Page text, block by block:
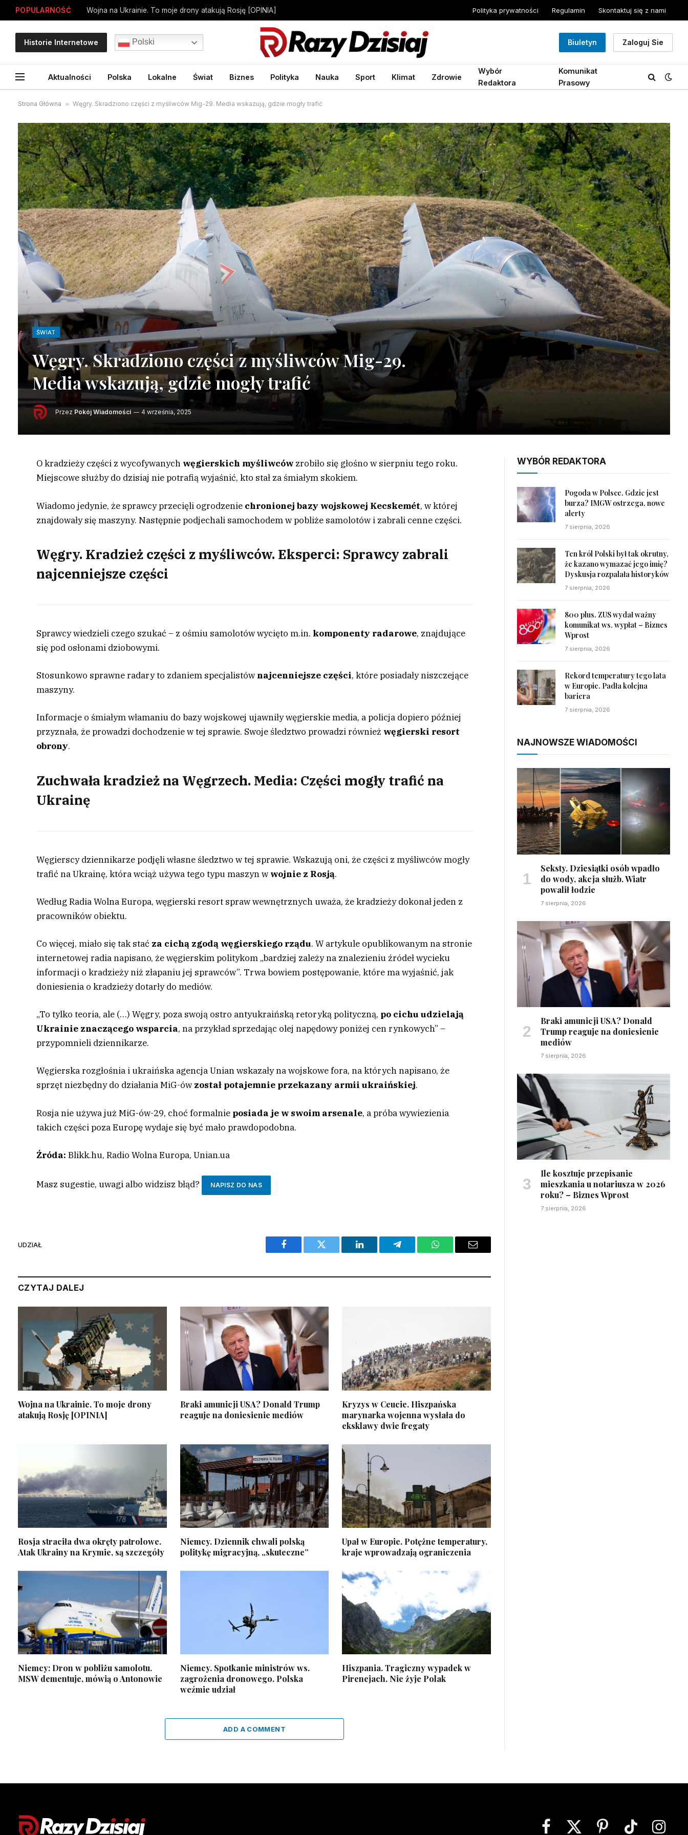
POPULARNOŚĆ Wojna na Ukrainie. To moje drony atakują Rosję [OPINIA] Polityka prywatności Regulamin Skontaktuj się z nami
Historie Internetowe Polski Biuletyn Zaloguj Sie
Aktualności Polska Lokalne Świat Biznes Polityka Nauka Sport Klimat Zdrowie
Wybór
Redaktora
Komunikat
Prasowy
Strona Główna » Węgry. Skradziono części z myśliwców Mig-29. Media wskazują, gdzie mogły trafić
ŚWIAT
Węgry. Skradziono części z myśliwców Mig-29.
Media wskazują, gdzie mogły trafić
Przez Pokój Wiadomości 4 września, 2025
O kradzieży części z wycofywanych węgierskich myśliwców zrobiło się głośno w sierpniu tego roku.
Miejscowe służby do dzisiaj nie potrafią wyjaśnić, kto stał za śmiałym skokiem.
Wiadomo jedynie, że sprawcy przecięli ogrodzenie chronionej bazy wojskowej Kecskemét, w której
znajdowały się maszyny. Następnie podjechali samochodem w pobliże samolotów i zabrali cenne części.
Węgry. Kradzież części z myśliwców. Eksperci: Sprawcy zabrali
najcenniejsze części
Sprawcy wiedzieli czego szukać – z ośmiu samolotów wycięto m.in. komponenty radarowe, znajdujące
się pod osłonami dziobowymi.
Stosunkowo sprawne radary to zdaniem specjalistów najcenniejsze części, które posiadały niszczejące
maszyny.
Informacje o śmiałym włamaniu do bazy wojskowej ujawniły węgierskie media, a policja dopiero później
przyznała, że prowadzi dochodzenie w tej sprawie. Swoje śledztwo prowadzi również węgierski resort
obrony.
Zuchwała kradzież na Węgrzech. Media: Części mogły trafić na
Ukrainę
Węgierscy dziennikarze podjęli własne śledztwo w tej sprawie. Wskazują oni, że części z myśliwców mogły
trafić na Ukrainę, która wciąż używa tego typu maszyn w wojnie z Rosją.
Według Radia Wolna Europa, węgierski resort spraw wewnętrznych uważa, że kradzieży dokonał jeden z
pracowników obiektu.
Co więcej, miało się tak stać za cichą zgodą węgierskiego rządu. W artykule opublikowanym na stronie
internetowej radia napisano, że węgierskim politykom „bardziej zależy na znalezieniu źródeł wycieku
informacji o kradzieży niż złapaniu jej sprawców”. Trwa bowiem postępowanie, które ma wyjaśnić, jak
doniesienia o kradzieży dotarły do mediów.
„To tylko teoria, ale (…) Węgry, poza swoją ostro antyukraińską retoryką polityczną, po cichu udzielają
Ukrainie znaczącego wsparcia, na przykład sprzedając olej napędowy poniżej cen rynkowych” –
przypomnieli dziennikarze.
Węgierska rozgłośnia i ukraińska agencja Unian wskazały na wojskowe fora, na których napisano, że
sprzęt niezbędny do działania MiG-ów został potajemnie przekazany armii ukraińskiej.
Rosja nie używa już MiG-ów-29, choć formalnie posiada je w swoim arsenale, a próba wywiezienia
takich części poza Europę wydaje się być mało prawdopodobna.
Źróda: Blikk.hu, Radio Wolna Europa, Unian.ua
Masz sugestie, uwagi albo widzisz błąd? NAPISZ DO NAS
UDZIAŁ
Facebook Twitter LinkedIn Telegram WhatsAppEmail
CZYTAJ DALEJ
Wojna na Ukrainie. To moje drony
atakują Rosję [OPINIA]
Braki amunicji USA? Donald Trump
reaguje na doniesienie mediów
Kryzys w Ceucie. Hiszpańska
marynarka wojenna wysłała do
eksklawy dwie fregaty
Rosja straciła dwa okręty patrolowe.
Atak Ukrainy na Krymie, są szczegóły
Niemcy. Dziennik chwali polską
politykę migracyjną, „skuteczne”
Upał w Europie. Potężne temperatury,
kraje wprowadzają ograniczenia
Niemcy: Dron w pobliżu samolotu.
MSW dementuje, mówią o Antonowie
Niemcy. Spotkanie ministrów ws.
zagrożenia dronowego. Polska
weźmie udział
Hiszpania. Tragiczny wypadek w
Pirenejach. Nie żyje Polak
ADD A COMMENT
WYBÓR REDAKTORA
Pogoda w Polsce. Gdzie jest
burza? IMGW ostrzega, nowe
alerty
7 sierpnia, 2026
Ten król Polski był tak okrutny,
że kazano wymazać jego imię?
Dyskusja rozpalała historyków
7 sierpnia, 2026
800 plus. ZUS wydał ważny
komunikat ws. wypłat – Biznes
Wprost
7 sierpnia, 2026
Rekord temperatury tego lata
w Europie. Padła kolejna
bariera
7 sierpnia, 2026
NAJNOWSZE WIADOMOŚCI
Seksty. Dziesiątki osób wpadło
do wody, akcja służb. Wiatr
powalił łodzie
7 sierpnia, 2026
Braki amunicji USA? Donald
Trump reaguje na doniesienie
mediów
7 sierpnia, 2026
Ile kosztuje przepisanie
mieszkania u notariusza w 2026
roku? – Biznes Wprost
7 sierpnia, 2026
Facebook
X PinterestTikTok